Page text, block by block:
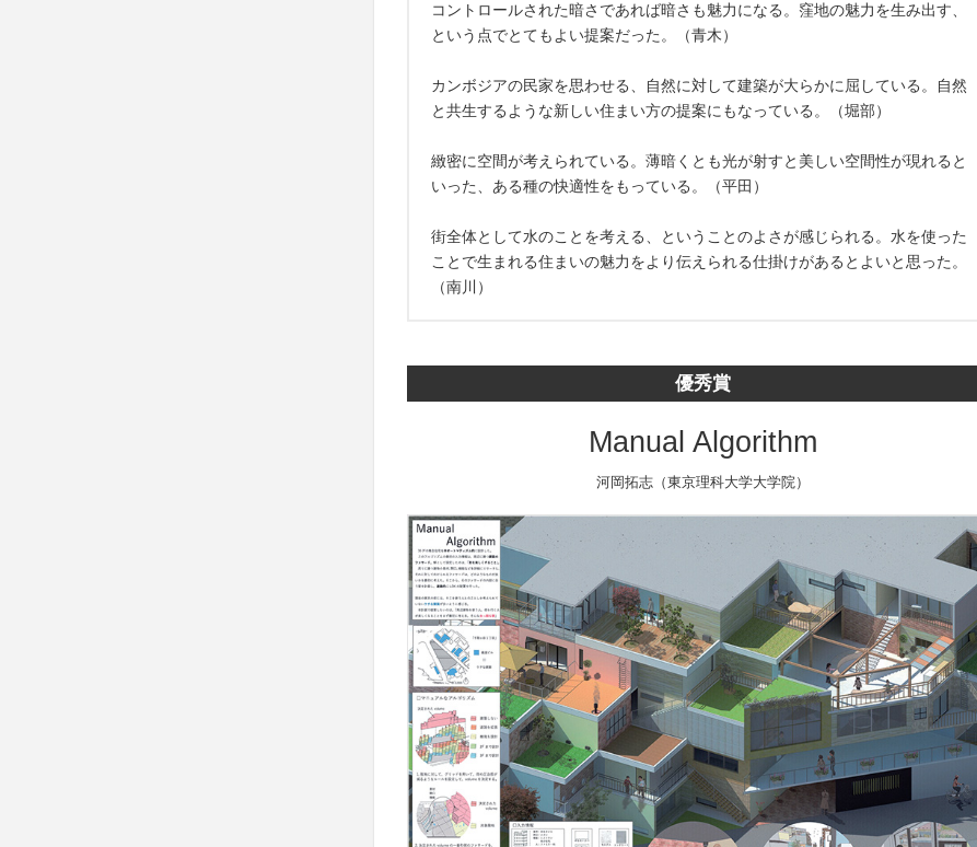
コントロールされた暗さであれば暗さも魅力になる。窪地の魅力を生み出す、
という点でとてもよい提案だった。（青木）
カンボジアの民家を思わせる、自然に対して建築が大らかに屈している。自然
と共生するような新しい住まい方の提案にもなっている。（堀部）
緻密に空間が考えられている。薄暗くとも光が射すと美しい空間性が現れると
いった、ある種の快適性をもっている。（平田）
街全体として水のことを考える、ということのよさが感じられる。水を使った
ことで生まれる住まいの魅力をより伝えられる仕掛けがあるとよいと思った。
（南川）
優秀賞
Manual Algorithm
河岡拓志（東京理科大学大学院）